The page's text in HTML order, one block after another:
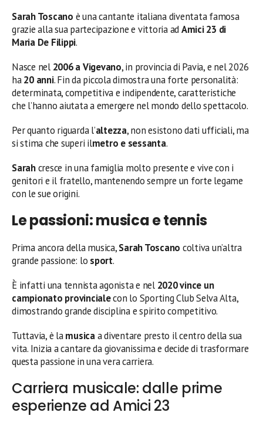
Sarah Toscano è una cantante italiana diventata famosa
grazie alla sua partecipazione e vittoria adAmici 23 di
Maria De Filippi.
Nasce nel 2006 a Vigevano, in provincia di Pavia, e nel 2026
ha20 anni. Fin da piccola dimostra una forte personalità:
determinata, competitiva e indipendente, caratteristiche
che l’hanno aiutata a emergere nel mondo dello spettacolo.
Per quanto riguarda l’altezza, non esistono dati ufficiali, ma
si stima che superi ilmetro e sessanta.
Sarahcresce in una famiglia molto presente e vive con i
genitori e il fratello, mantenendo sempre un forte legame
con le sue origini.
Le passioni: musica e tennis
Prima ancora della musica,Sarah Toscano coltiva un’altra
grande passione: lo sport.
È infatti una tennista agonista e nel 2020 vince un
campionato provincialecon lo Sporting Club Selva Alta,
dimostrando grande disciplina e spirito competitivo.
Tuttavia, è lamusicaa diventare presto il centro della sua
vita. Inizia a cantare da giovanissima e decide di trasformare
questa passione in una vera carriera.
Carriera musicale: dalle prime
esperienze ad Amici 23